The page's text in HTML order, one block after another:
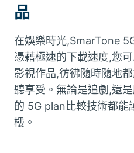
品
在娛樂時光,SmarTone
憑藉極速的下載速度,您
影視作品,彷彿隨時隨地
聽享受。無論是追劇,還
的 5G plan比較技術都能
樓。